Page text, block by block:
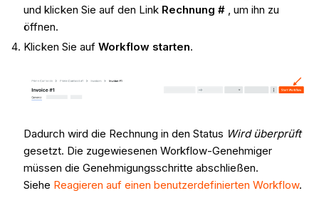
und klicken Sie auf den Link Rechnung #, um ihn zu
öffnen.
Klicken Sie auf Workflow starten.
Dadurch wird die Rechnung in den Status Wird überprüft
gesetzt. Die zugewiesenen Workflow-Genehmiger
müssen die Genehmigungsschritte abschließen.
Siehe Reagieren auf einen benutzerdefinierten Workflow.